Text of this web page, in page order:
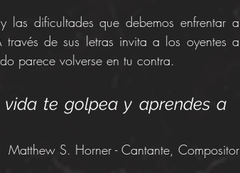
las dificultades que debemos enfrentar a
de sus letras invita a los oyentes a
parece volverse en tu contra.
te golpea y aprendes a
Matthew S. Horner - Cantante, Compositor